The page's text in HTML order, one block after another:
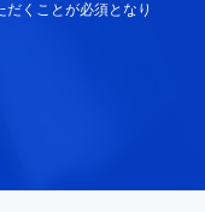
くことが必須となり